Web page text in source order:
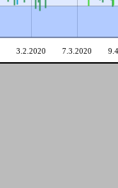
3.2.2020 7.3.2020